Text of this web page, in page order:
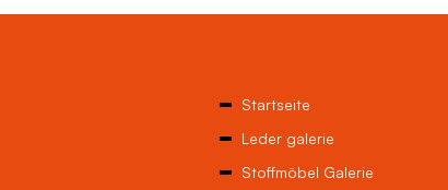
Startseite
Leder galerie
Stoffmöbel Galerie